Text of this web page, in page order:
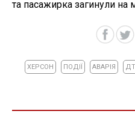
та пасажирка загинули на
ХЕРСОН ПОДІЇ АВАРІЯ